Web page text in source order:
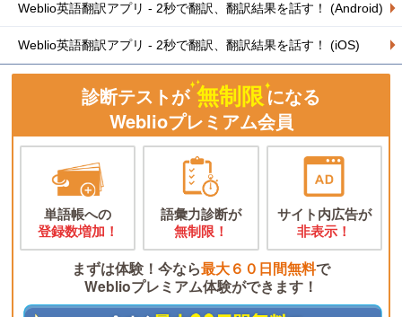
Weblio英語翻訳アプリ - 2秒で翻訳、翻訳結果を話す！ (Android)
Weblio英語翻訳アプリ - 2秒で翻訳、翻訳結果を話す！ (iOS)
診断テストが 無制限になる
Weblioプレミアム会員
単語帳への
登録数増加！
語彙力診断が
無制限！
サイト内広告が
非表示！
まずは体験！今なら最大６０日間無料で
Weblioプレミアム体験ができます！